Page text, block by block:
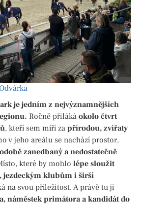
je jedním z nejvýznamnějších
Ročně přiláká okolo čtvrt
, kteří sem míří za přírodou, zvířaty
v jeho areálu se nachází prostor,
zanedbaný a nedostatečně
které by mohlo lépe sloužit
jezdeckým klubům i širší
na svou příležitost. A právě tu jí
náměstek primátora a kandidát do